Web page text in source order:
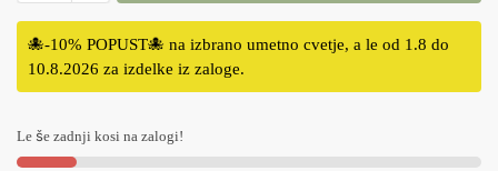
🐙-10% POPUST🐙 na izbrano umetno cvetje, a le od 1.8 do
10.8.2026 za izdelke iz zaloge.
Le še zadnji kosi na zalogi!